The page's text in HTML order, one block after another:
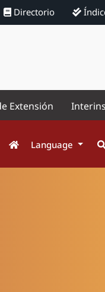
Directorio
Extensión
Language